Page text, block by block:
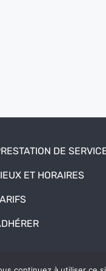
DE
ET HORAIRES